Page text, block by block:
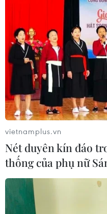
Quảng Trị quyết tâm
mặt bằng Dự án Nhà
LIG-Hướng Hóa 1
08/08/2026 02:33
Áp thấp nhiệt đới đổi
vùng biển phía Đông
Bắc Bộ
07/08/2026 23:29
Campuchia nỗ lực bảo
hoang dã trước nguy
07/08/2026 22:45
vietnamplus.vn
Nét duyên kín đáo
thống của phụ nữ